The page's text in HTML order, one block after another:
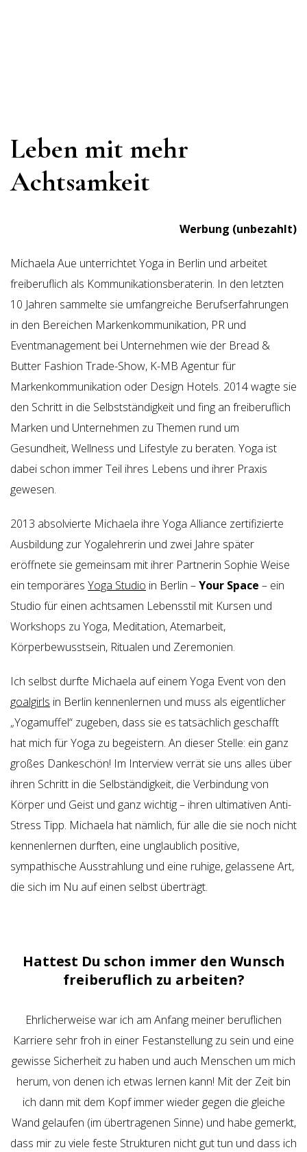
Leben mit mehr
Achtsamkeit
Werbung (unbezahlt)
Michaela Aue unterrichtet Yoga in Berlin und arbeitet
freiberuflich als Kommunikationsberaterin. In den letzten
10 Jahren sammelte sie umfangreiche Berufserfahrungen
in den Bereichen Markenkommunikation, PR und
Eventmanagement bei Unternehmen wie der Bread &
Butter Fashion Trade-Show, K-MB Agentur für
Markenkommunikation oder Design Hotels. 2014 wagte sie
den Schritt in die Selbstständigkeit und fing an freiberuflich
Marken und Unternehmen zu Themen rund um
Gesundheit, Wellness und Lifestyle zu beraten. Yoga ist
dabei schon immer Teil ihres Lebens und ihrer Praxis
gewesen.
2013 absolvierte Michaela ihre Yoga Alliance zertifizierte
Ausbildung zur Yogalehrerin und zwei Jahre später
eröffnete sie gemeinsam mit ihrer Partnerin Sophie Weise
ein temporäres Yoga Studio in Berlin –Your Space – ein
Studio für einen achtsamen Lebensstil mit Kursen und
Workshops zu Yoga, Meditation, Atemarbeit,
Körperbewusstsein, Ritualen und Zeremonien.
Ich selbst durfte Michaela auf einem Yoga Event von den
goalgirls in Berlin kennenlernen und muss als eigentlicher
„Yogamuffel“ zugeben, dass sie es tatsächlich geschafft
hat mich für Yoga zu begeistern. An dieser Stelle: ein ganz
großes Dankeschön! Im Interview verrät sie uns alles über
ihren Schritt in die Selbständigkeit, die Verbindung von
Körper und Geist und ganz wichtig – ihren ultimativen Anti-
Stress Tipp. Michaela hat nämlich, für alle die sie noch nicht
kennenlernen durften, eine unglaublich positive,
sympathische Ausstrahlung und eine ruhige, gelassene Art,
die sich im Nu auf einen selbst überträgt.
Hattest Du schon immer den Wunsch
freiberuflich zu arbeiten?
Ehrlicherweise war ich am Anfang meiner beruflichen
Karriere sehr froh in einer Festanstellung zu sein und eine
gewisse Sicherheit zu haben und auch Menschen um mich
herum, von denen ich etwas lernen kann! Mit der Zeit bin
ich dann mit dem Kopf immer wieder gegen die gleiche
Wand gelaufen (im übertragenen Sinne) und habe gemerkt,
dass mir zu viele feste Strukturen nicht gut tun und dass ich